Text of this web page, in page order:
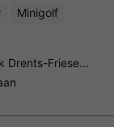
Minigolf
Drents-Friese…